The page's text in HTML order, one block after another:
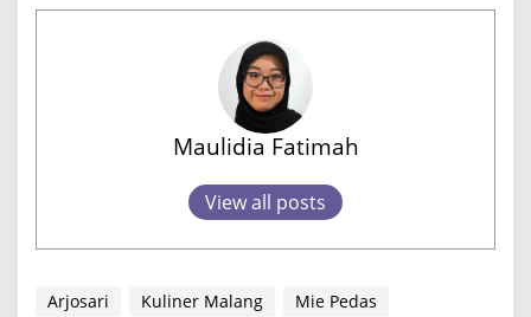
Maulidia Fatimah
View all posts
Arjosari Kuliner Malang
Mie Pedas